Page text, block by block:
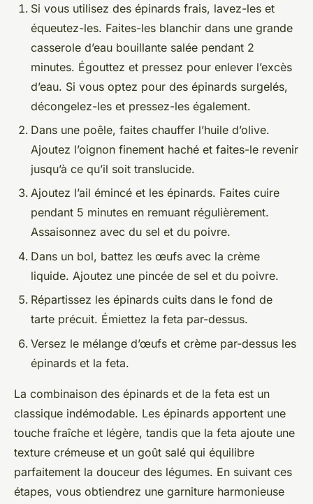
Si vous utilisez des épinards frais, lavez-les et
équeutez-les. Faites-les blanchir dans une grande
casserole d’eau bouillante salée pendant 2
minutes. Égouttez et pressez pour enlever l’excès
d’eau. Si vous optez pour des épinards surgelés,
décongelez-les et pressez-les également.
Dans une poêle, faites chauffer l’huile d’olive.
Ajoutez l’oignon finement haché et faites-le revenir
jusqu’à ce qu’il soit translucide.
Ajoutez l’ail émincé et les épinards. Faites cuire
pendant 5 minutes en remuant régulièrement.
Assaisonnez avec du sel et du poivre.
Dans un bol, battez les œufs avec la crème
liquide. Ajoutez une pincée de sel et du poivre.
Répartissez les épinards cuits dans le fond de
tarte précuit. Émiettez la feta par-dessus.
Versez le mélange d’œufs et crème par-dessus les
épinards et la feta.
La combinaison des épinards et de la feta est un
classique indémodable. Les épinards apportent une
touche fraîche et légère, tandis que la feta ajoute une
texture crémeuse et un goût salé qui équilibre
parfaitement la douceur des légumes. En suivant ces
étapes, vous obtiendrez une garniture harmonieuse